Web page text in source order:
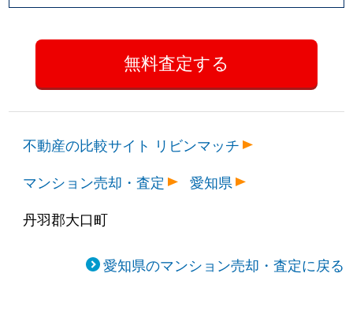
不動産の比較サイト リビンマッチ
マンション売却・査定
愛知県
丹羽郡大口町
愛知県のマンション売却・査定に戻る